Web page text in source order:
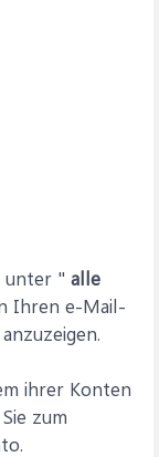
unter " alle
Ihren e-Mail-
ihrer Konten
zum